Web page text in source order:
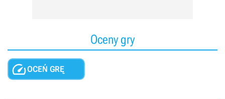
Oceny gry
OCEŃ GRĘ